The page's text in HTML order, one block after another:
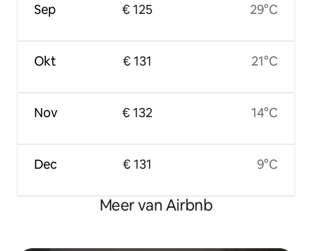
Sep
Okt
Nov
Dec
€ 125
€ 131
€ 132
€ 131
29°C
21°C
14°C
9°C
Meer van Airbnb